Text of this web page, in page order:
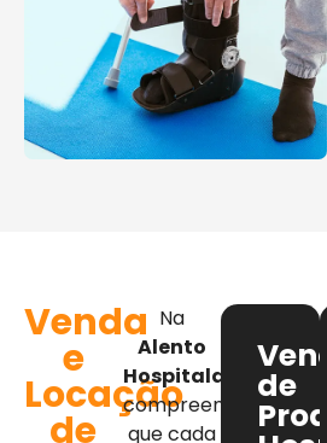
Venda
e
Locação
de
Na
Alento
Hospitalar
compreendemos
que cada
de